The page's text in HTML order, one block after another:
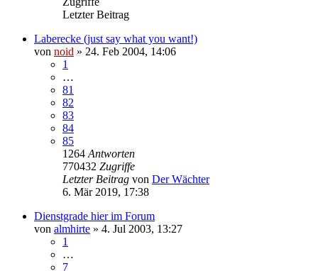
Letzter Beitrag
Laberecke (just say what you want!)
von noid » 24. Feb 2004, 14:06
1
…
81
82
83
84
85
1264 Antworten
770432 Zugriffe
Letzter Beitrag von Der Wächter
6. Mär 2019, 17:38
Dienstgrade hier im Forum
von almhirte » 4. Jul 2003, 13:27
1
…
7